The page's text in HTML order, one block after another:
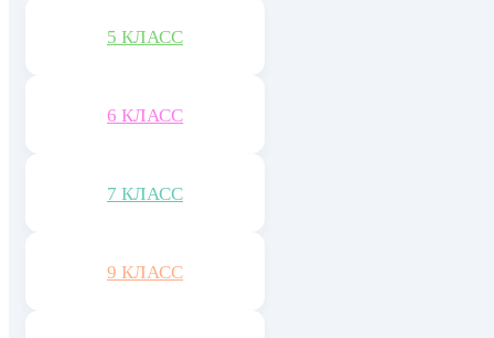
5 КЛАСС
6 КЛАСС
7 КЛАСС
9 КЛАСС